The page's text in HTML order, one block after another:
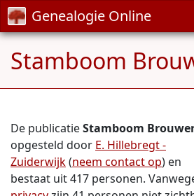
Genealogie Online
Stamboom
De publicatieStamboom
opgesteld door E. Hillebregt -
Zuiderwijk(neem contact op) en
bestaat uit 417 personen.